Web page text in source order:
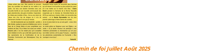
Chemin de foi Juillet Août 2025